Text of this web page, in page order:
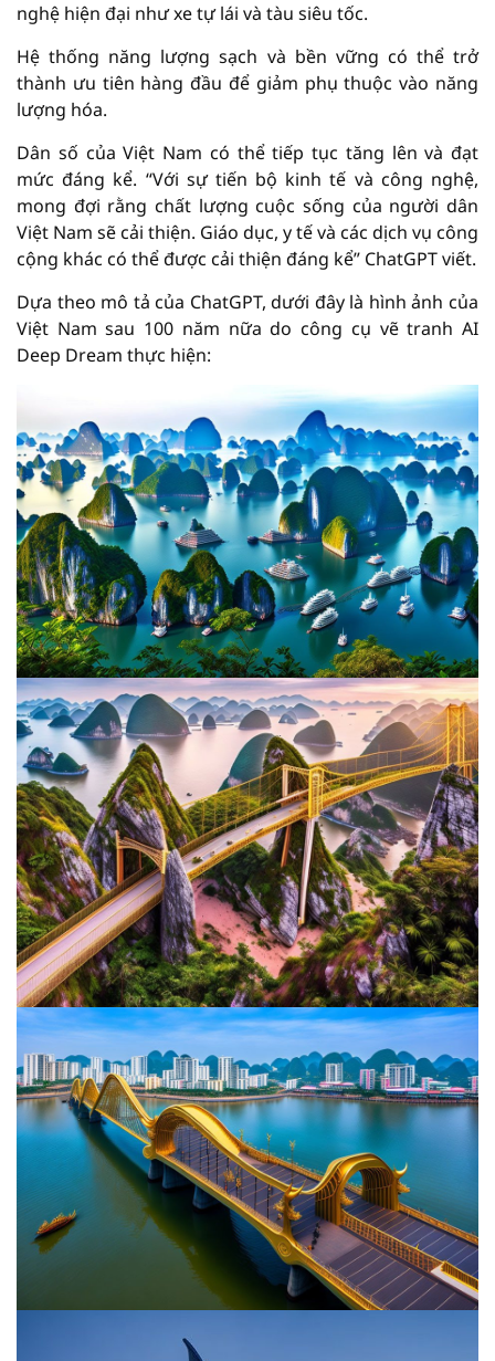
nghệ hiện đại như xe tự lái và tàu siêu tốc.
Hệ thống năng lượng sạch và bền vững có thể trở
thành ưu tiên hàng đầu để giảm phụ thuộc vào năng
lượng hóa.
Dân số của Việt Nam có thể tiếp tục tăng lên và đạt
mức đáng kể. “Với sự tiến bộ kinh tế và công nghệ,
mong đợi rằng chất lượng cuộc sống của người dân
Việt Nam sẽ cải thiện. Giáo dục, y tế và các dịch vụ công
cộng khác có thể được cải thiện đáng kể” ChatGPT viết.
Dựa theo mô tả của ChatGPT, dưới đây là hình ảnh của
Việt Nam sau 100 năm nữa do công cụ vẽ tranh AI
Deep Dream thực hiện: